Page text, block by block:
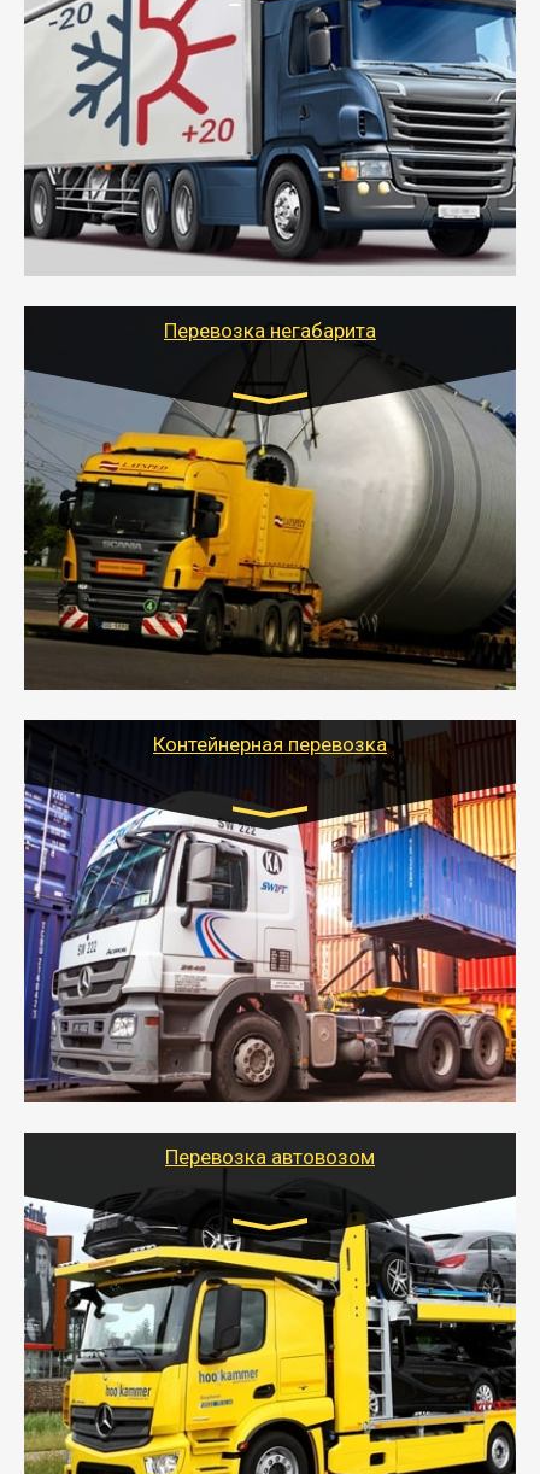
Транспорт:
Газель (1,5 и 3 тонны), Бычок, Еврофура от 5 до
10 тонн
от 6000 руб.
- Рефрижераторные перевозки грузов с
соблюдением температурного режима, работающим
термописцем, санитарной обработкой кузова и мед.
книжкой у водителя.
- Тайгер Логистик поможет быстро перевезти
скоропортящиеся продукты в любой город России с
Перевозка негабарита
Цена за км. Рассчитывается
индивидуально
- Перевозка техники и негабаритных грузов
осуществляется после получения разрешения на
перевозку (обычно 7-14 дней).
- Тайгер Логистик в короткие сроки поможет вам
качественно и безопасно перевезти негабаритные
грузы по всей России тралом, манипулятором и
другим транспортом и подобрать оптимальный
Контейнерная перевозка
Цена за км. Рассчитывается
индивидуально
- Контейнерные грузоперевозки на специальном
оборудованном транспорте быстро, качественно и
безопасно.
- Наша транспортная компания поможет
организовать доставку в порт и из порта
стандартных контейнеров на контейнеровозе,
шаландах и площадках (открытых кузовах),
используя надежные крепления.
Перевозка автовозом
Цена за км. Рассчитывается
индивидуально
- Перевозка автовозом от Тайгер Логистик – это
быстрый и безопасный способ доставить несколько
легковых автомобилей за одну поездку в другой
город.
- Наша транспортная компания организует доставку